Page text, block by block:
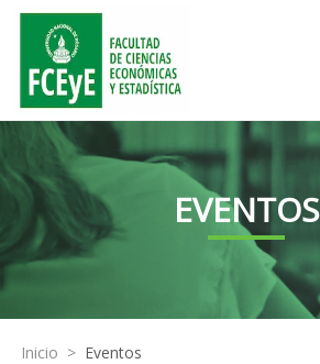
EVENTOS
Inicio > Eventos